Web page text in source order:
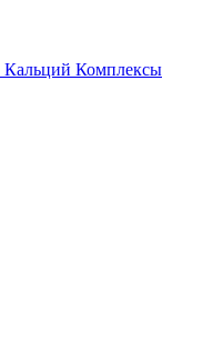
Кальций Комплексы